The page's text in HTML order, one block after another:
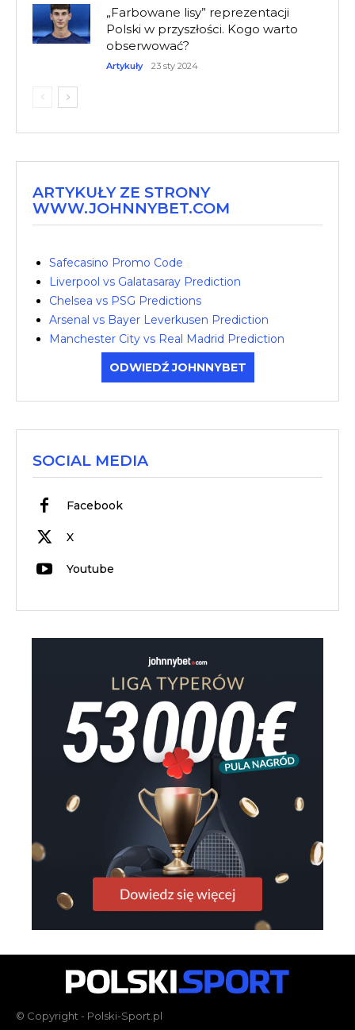
„Farbowane lisy” reprezentacji
Polski w przyszłości. Kogo warto
obserwować?
Artykuły 23 sty 2024
ARTYKUŁY ZE STRONY
WWW.JOHNNYBET.COM
Safecasino Promo Code
Liverpool vs Galatasaray Prediction
Chelsea vs PSG Predictions
Arsenal vs Bayer Leverkusen Prediction
Manchester City vs Real Madrid Prediction
ODWIEDŹ JOHNNYBET
SOCIAL MEDIA
Facebook
X
Youtube
© Copyright - Polski-Sport.pl